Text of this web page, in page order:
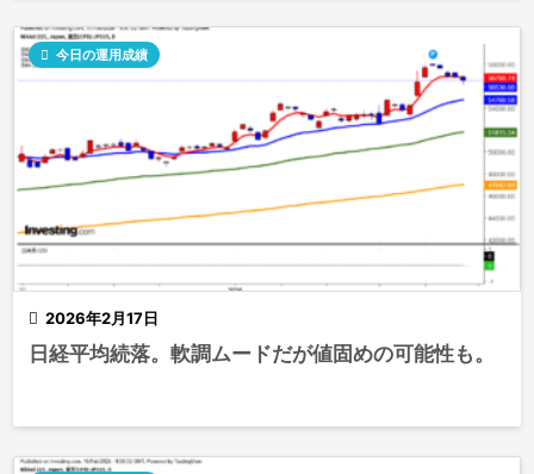
 2026年2月17日
 今日の運用成績
日経平均続落。軟調ムードだが値固めの可能性も。